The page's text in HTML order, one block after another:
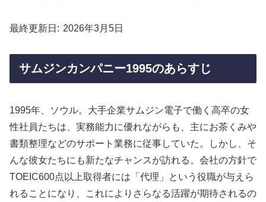
最終更新日 2026年3月5日
サムジンカンパニー1995のあらすじ
1995年、ソウル。大手企業サムジン電子で働く高卒の女
性社員たちは、実務能力に優れながらも、主にお茶くみや
書類整理などのサポート業務に従事していた。しかし、そ
んな彼女たちにも新たなチャンスが訪れる。会社の方針で
TOEIC600点以上取得者には「代理」という役職が与えら
れることになり、これによりさらなる活躍が期待されるの